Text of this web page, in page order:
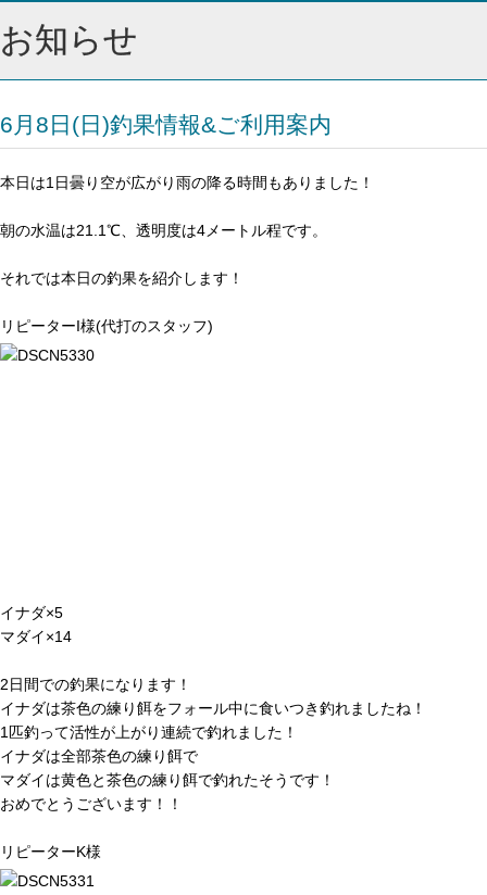
お知らせ
6月8日(日)釣果情報&ご利用案内
本日は1日曇り空が広がり雨の降る時間もありました！
朝の水温は21.1℃、透明度は4メートル程です。
それでは本日の釣果を紹介します！
リピーターI様(代打のスタッフ)
イナダ×5
マダイ×14
2日間での釣果になります！
イナダは茶色の練り餌をフォール中に食いつき釣れましたね！
1匹釣って活性が上がり連続で釣れました！
イナダは全部茶色の練り餌で
マダイは黄色と茶色の練り餌で釣れたそうです！
おめでとうございます！！
リピーターK様